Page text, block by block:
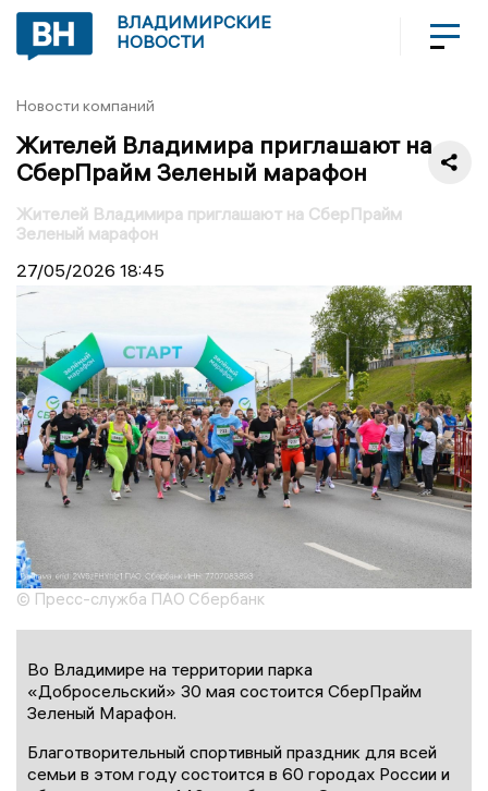
ВЛАДИМИРСКИЕ
НОВОСТИ
Новости компаний
Жителей Владимира приглашают на
СберПрайм Зеленый марафон
Жителей Владимира приглашают на СберПрайм
Зеленый марафон
27/05/2026 18:45
© Пресс-служба ПАО Сбербанк
Во Владимире на территории парка
«Добросельский» 30 мая состоится СберПрайм
Зеленый Марафон.
Благотворительный спортивный праздник для всей
семьи в этом году состоится в 60 городах России и